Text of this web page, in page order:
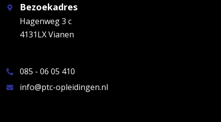
Bezoekadres
Hagenweg 3 c
4131LX Vianen
085 - 06 05 410
info@ptc-opleidingen.nl